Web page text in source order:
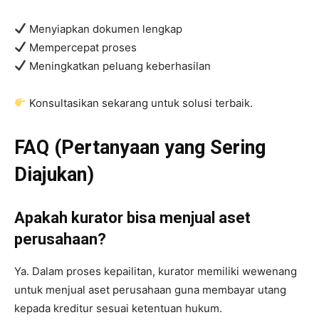
Menyiapkan dokumen lengkap
Mempercepat proses
Meningkatkan peluang keberhasilan
Konsultasikan sekarang untuk solusi terbaik.
FAQ (Pertanyaan yang Sering
Diajukan)
Apakah kurator bisa menjual aset
perusahaan?
Ya. Dalam proses kepailitan, kurator memiliki wewenang
untuk menjual aset perusahaan guna membayar utang
kepada kreditur sesuai ketentuan hukum.